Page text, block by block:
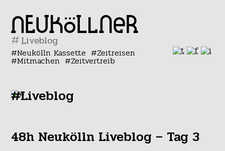
#
Neukölln Kassette Zeitreisen
Mitmachen Zeitvertreib
#Liveblog
48h Neukölln Liveblog – Tag 3